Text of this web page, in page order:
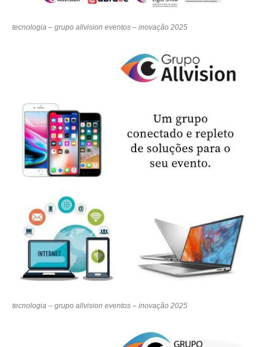
tecnologia – grupo allvision eventos – inovação 2025
tecnologia – grupo allvision eventos – inovação 2025